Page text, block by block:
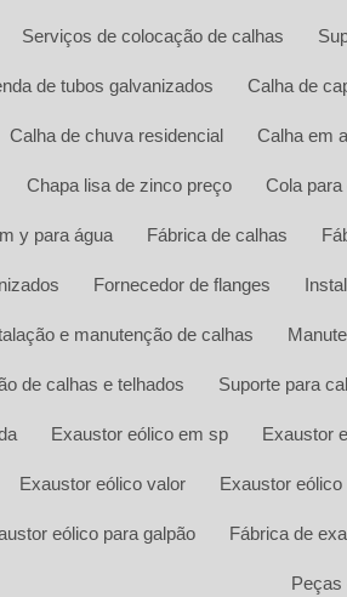
Serviços de colocação de calhas
de tubos galvanizados Calha de
Calha de chuva residencial Calha em
Chapa lisa de zinco preço Cola
y para água Fábrica de calhas
Fornecedor de flanges
e manutenção de calhas
de calhas e telhados Suporte para
Exaustor eólico em sp Exaustor
Exaustor eólico valor Exaustor
eólico para galpão Fábrica de
Peças